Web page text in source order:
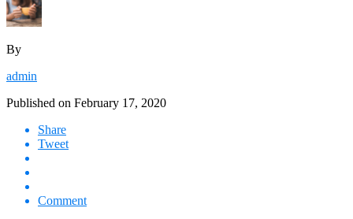
By
admin
Published on February 17, 2020
Share
Tweet
Comment